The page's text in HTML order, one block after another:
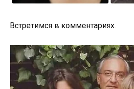
Встретимся в комментариях.